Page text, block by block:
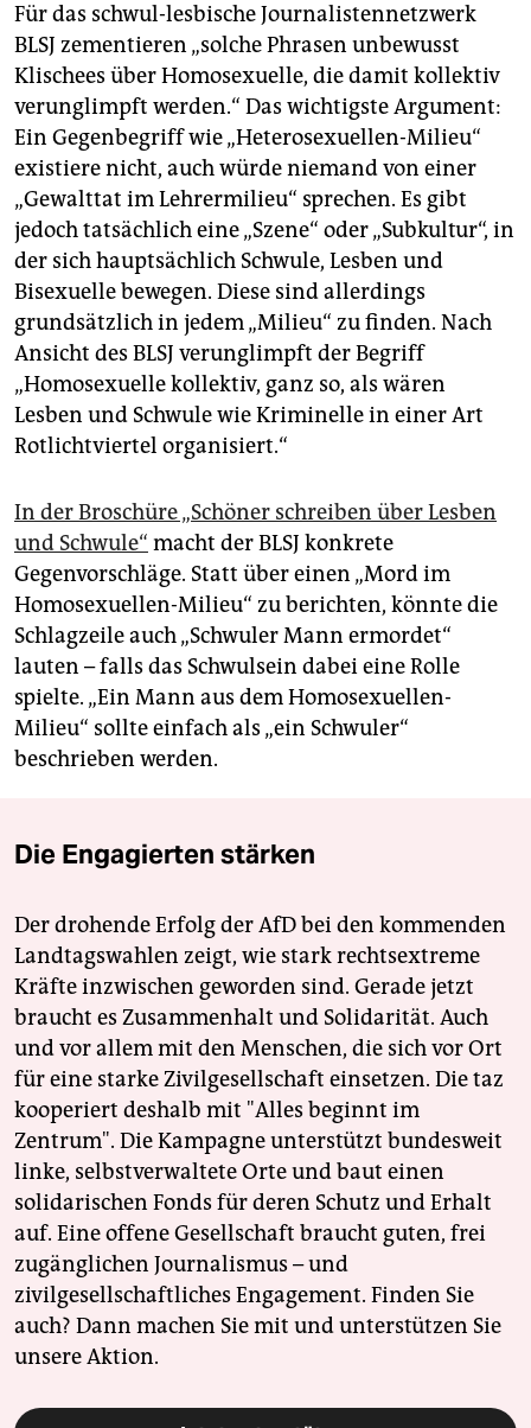
Für das schwul-lesbische Journalistennetzwerk
BLSJ zementieren „solche Phrasen unbewusst
Klischees über Homosexuelle, die damit kollektiv
verunglimpft werden.“ Das wichtigste Argument:
Ein Gegenbegriff wie „Heterosexuellen-Milieu“
existiere nicht, auch würde niemand von einer
„Gewalttat im Lehrermilieu“ sprechen. Es gibt
jedoch tatsächlich eine „Szene“ oder „Subkultur“, in
der sich hauptsächlich Schwule, Lesben und
Bisexuelle bewegen. Diese sind allerdings
grundsätzlich in jedem „Milieu“ zu finden. Nach
Ansicht des BLSJ verunglimpft der Begriff
„Homosexuelle kollektiv, ganz so, als wären
Lesben und Schwule wie Kriminelle in einer Art
Rotlichtviertel organisiert.“
In der Broschüre „Schöner schreiben über Lesben
und Schwule“ macht der BLSJ konkrete
Gegenvorschläge. Statt über einen „Mord im
Homosexuellen-Milieu“ zu berichten, könnte die
Schlagzeile auch „Schwuler Mann ermordet“
lauten – falls das Schwulsein dabei eine Rolle
spielte. „Ein Mann aus dem Homosexuellen-
Milieu“ sollte einfach als „ein Schwuler“
beschrieben werden.
Die Engagierten stärken
Der drohende Erfolg der AfD bei den kommenden
Landtagswahlen zeigt, wie stark rechtsextreme
Kräfte inzwischen geworden sind. Gerade jetzt
braucht es Zusammenhalt und Solidarität. Auch
und vor allem mit den Menschen, die sich vor Ort
für eine starke Zivilgesellschaft einsetzen. Die taz
kooperiert deshalb mit "Alles beginnt im
Zentrum". Die Kampagne unterstützt bundesweit
linke, selbstverwaltete Orte und baut einen
solidarischen Fonds für deren Schutz und Erhalt
auf. Eine offene Gesellschaft braucht guten, frei
zugänglichen Journalismus – und
zivilgesellschaftliches Engagement. Finden Sie
auch? Dann machen Sie mit und unterstützen Sie
unsere Aktion.